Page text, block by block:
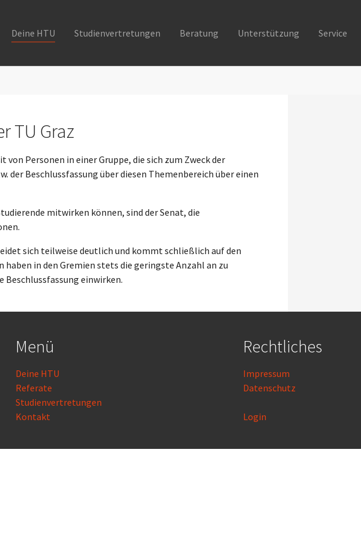
Deine HTU Studienvertretungen Beratung Unterstützung Service
TU Graz
Personen in einer Gruppe, die sich zum Zweck der
der Beschlussfassung über diesen Themenbereich über einen
mitwirken können, sind der Senat, die
sich teilweise deutlich und kommt schließlich auf den
haben in den Gremien stets die geringste Anzahl an zu
Beschlussfassung einwirken.
Menü
Deine HTU
Referate
Studienvertretungen
Kontakt
Rechtliches
Impressum
Datenschutz
Login